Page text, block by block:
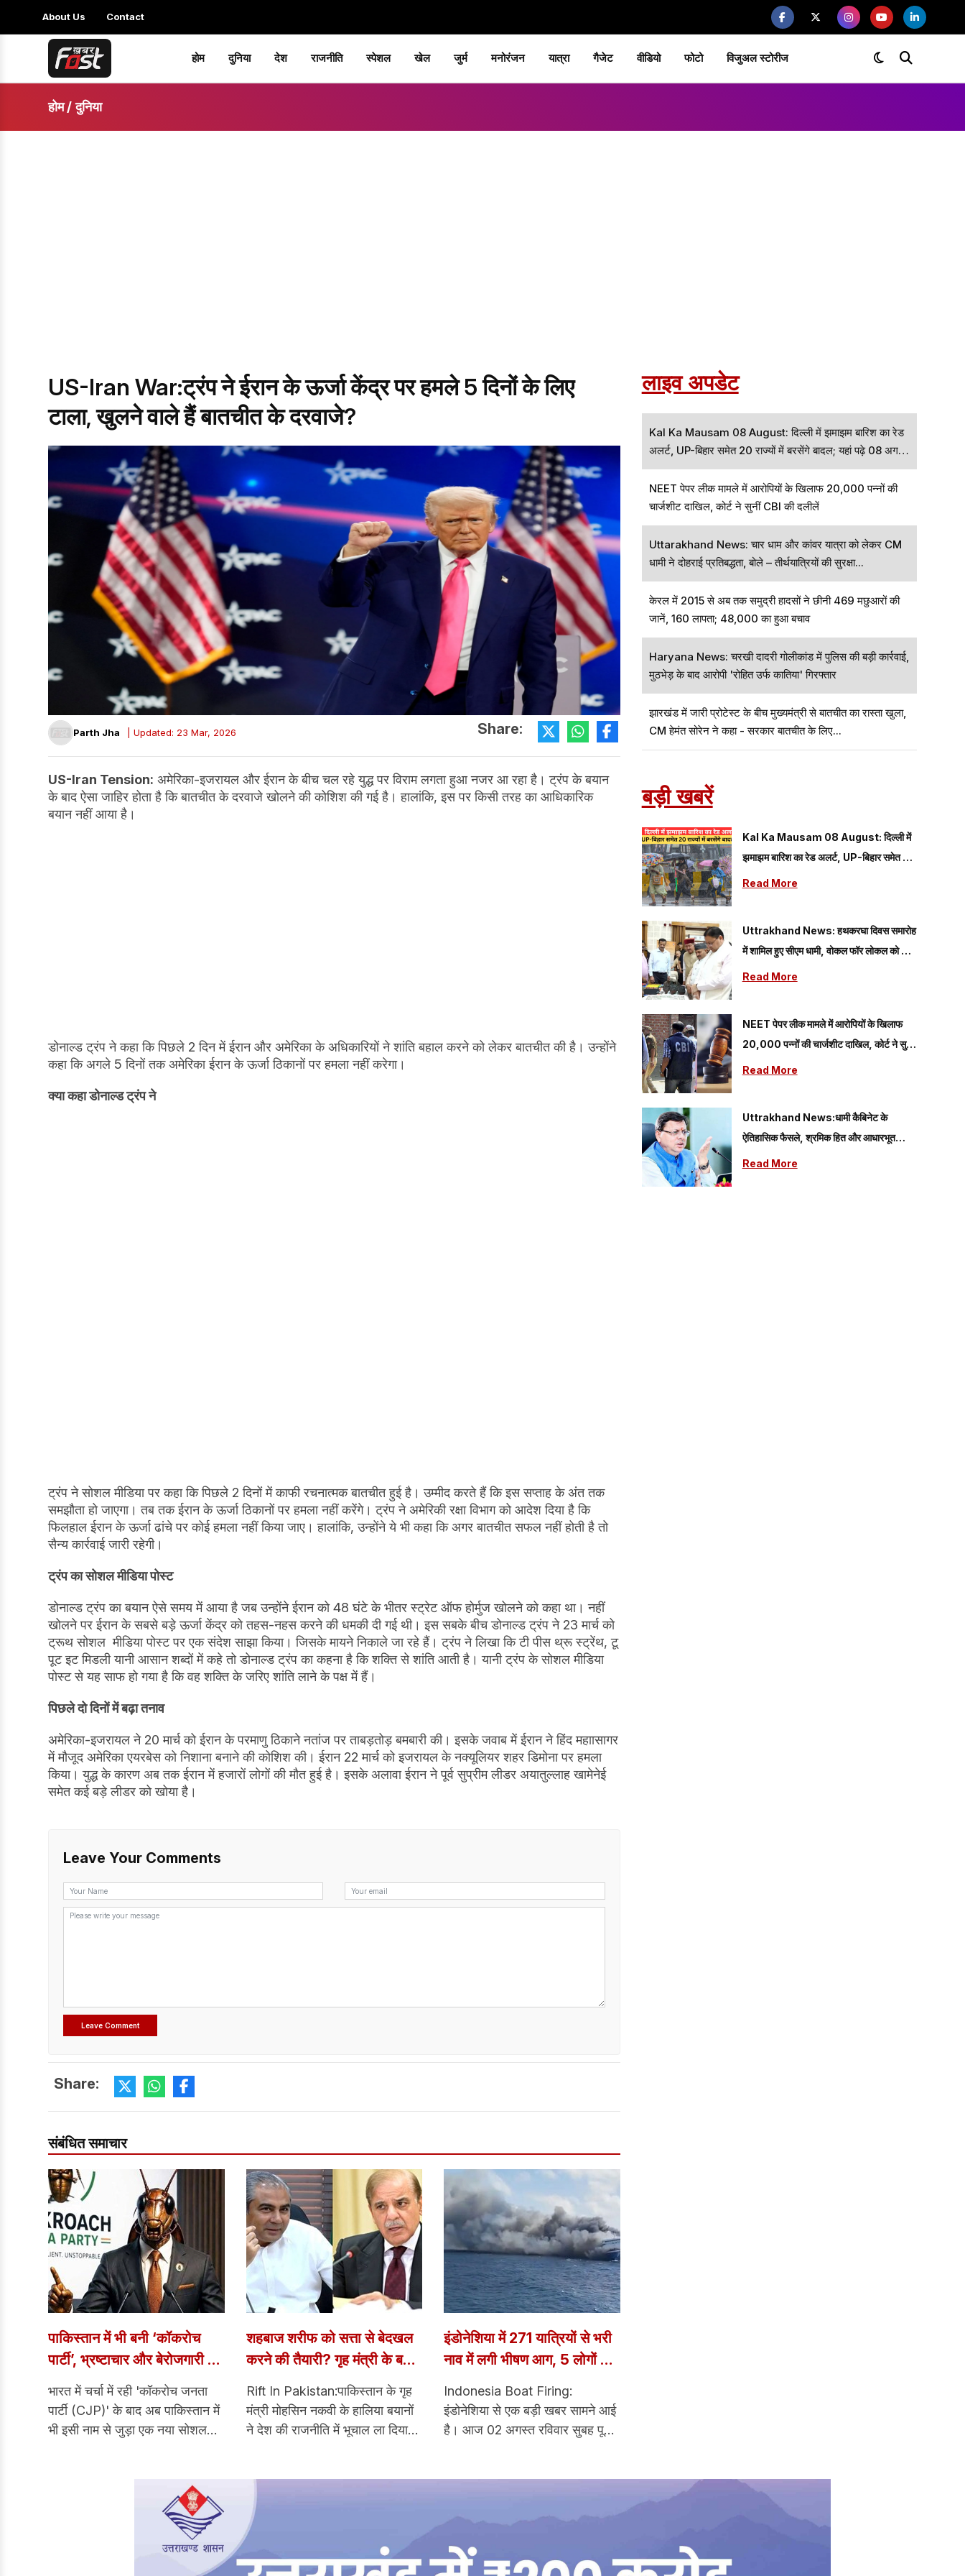
About Us Contact
होम दुनिया देश राजनीति स्पेशल खेल जुर्म मनोरंजन यात्रा गैजेट वीडियो फोटो विजुअल स्टोरीज
होम/ दुनिया
US-Iran War:ट्रंप ने ईरान के ऊर्जा केंद्र पर हमले 5 दिनों के लिए
टाला, खुलने वाले हैं बातचीत के दरवाजे?
Parth Jha | Updated: 23 Mar, 2026 Share:
US-Iran Tension: अमेरिका-इजरायल और ईरान के बीच चल रहे युद्ध पर विराम लगता हुआ नजर आ रहा है। ट्रंप के बयान
के बाद ऐसा जाहिर होता है कि बातचीत के दरवाजे खोलने की कोशिश की गई है। हालांकि, इस पर किसी तरह का आधिकारिक
बयान नहीं आया है।
डोनाल्ड ट्रंप ने कहा कि पिछले 2 दिन में ईरान और अमेरिका के अधिकारियों ने शांति बहाल करने को लेकर बातचीत की है। उन्होंने
कहा कि अगले 5 दिनों तक अमेरिका ईरान के ऊर्जा ठिकानों पर हमला नहीं करेगा।
क्या कहा डोनाल्ड ट्रंप ने
ट्रंप ने सोशल मीडिया पर कहा कि पिछले 2 दिनों में काफी रचनात्मक बातचीत हुई है। उम्मीद करते हैं कि इस सप्ताह के अंत तक
समझौता हो जाएगा। तब तक ईरान के ऊर्जा ठिकानों पर हमला नहीं करेंगे। ट्रंप ने अमेरिकी रक्षा विभाग को आदेश दिया है कि
फिलहाल ईरान के ऊर्जा ढांचे पर कोई हमला नहीं किया जाए। हालांकि, उन्होंने ये भी कहा कि अगर बातचीत सफल नहीं होती है तो
सैन्य कार्रवाई जारी रहेगी।
ट्रंप का सोशल मीडिया पोस्ट
डोनाल्ड ट्रंप का बयान ऐसे समय में आया है जब उन्होंने ईरान को 48 घंटे के भीतर स्ट्रेट ऑफ होर्मुज खोलने को कहा था। नहीं
खोलने पर ईरान के सबसे बड़े ऊर्जा केंद्र को तहस-नहस करने की धमकी दी गई थी। इस सबके बीच डोनाल्ड ट्रंप ने 23 मार्च को
ट्रूथ सोशल मीडिया पोस्ट पर एक संदेश साझा किया। जिसके मायने निकाले जा रहे हैं। ट्रंप ने लिखा कि टी पीस थ्रू स्ट्रेंथ, टू
पूट इट मिडली यानी आसान शब्दों में कहे तो डोनाल्ड ट्रंप का कहना है कि शक्ति से शांति आती है। यानी ट्रंप के सोशल मीडिया
पोस्ट से यह साफ हो गया है कि वह शक्ति के जरिए शांति लाने के पक्ष में हैं।
पिछले दो दिनों में बढ़ा तनाव
अमेरिका-इजरायल ने 20 मार्च को ईरान के परमाणु ठिकाने नतांज पर ताबड़तोड़ बमबारी की। इसके जवाब में ईरान ने हिंद महाासागर
में मौजूद अमेरिका एयरबेस को निशाना बनाने की कोशिश की। ईरान 22 मार्च को इजरायल के नक्यूलियर शहर डिमोना पर हमला
किया। युद्ध के कारण अब तक ईरान में हजारों लोगों की मौत हुई है। इसके अलावा ईरान ने पूर्व सुप्रीम लीडर अयातुल्लाह खामेनेई
समेत कई बड़े लीडर को खोया है।
Leave Your Comments
Share:
संबंधित समाचार
पाकिस्तान में भी बनी ‘कॉकरोच
पार्टी’, भ्रष्टाचार और बेरोजगारी के
खिलाफ शुरू हुई मुहिम
भारत में चर्चा में रही 'कॉकरोच जनता
पार्टी (CJP)' के बाद अब पाकिस्तान में
भी इसी नाम से जुड़ा एक नया सोशल
कहने वाला यह समूह भ्रष्टाचार, खराब
शासन और आर्थिक संकट के खिलाफ
शहबाज शरीफ को सत्ता से बेदखल
करने की तैयारी? गृह मंत्री के बयान
से पाकिस्तान में मचा हड़कंप
Rift In Pakistan:पाकिस्तान के गृह
मंत्री मोहसिन नकवी के हालिया बयानों
ने देश की राजनीति में भूचाल ला दिया
नौकरशाही और राजनीतिक वर्ग के भीतर
हलचल तेज हो गई।
इंडोनेशिया में 271 यात्रियों से भरी
नाव में लगी भीषण आग, 5 लोगों ने
Indonesia Boat Firing:
इंडोनेशिया से एक बड़ी खबर सामने आई
है। आज 02 अगस्त रविवार सुबह पूर्वी
लिया गया है। जानकारी के अनुसार, इस
हादसे में 5 लोगों की मौत हो चुकी हैं,
जबकि 41 लोग अभी भी लापता बताए जा
लाइव अपडेट
Kal Ka Mausam 08 August: दिल्ली में झमाझम बारिश का रेड
अलर्ट, UP-बिहार समेत 20 राज्यों में बरसेंगे बादल; यहां पढ़े 08 अगस्त
का कैसा रहेगा मौसम
NEET पेपर लीक मामले में आरोपियों के खिलाफ 20,000 पन्नों की
चार्जशीट दाखिल, कोर्ट ने सुनीं CBI की दलीलें
Uttarakhand News: चार धाम और कांवर यात्रा को लेकर CM
धामी ने दोहराई प्रतिबद्धता, बोले – तीर्थयात्रियों की सुरक्षा...
केरल में 2015 से अब तक समुद्री हादसों ने छीनी 469 मछुआरों की
जानें, 160 लापता; 48,000 का हुआ बचाव
Haryana News: चरखी दादरी गोलीकांड में पुलिस की बड़ी कार्रवाई,
मुठभेड़ के बाद आरोपी 'रोहित उर्फ कातिया' गिरफ्तार
झारखंड में जारी प्रोटेस्ट के बीच मुख्यमंत्री से बातचीत का रास्ता खुला,
CM हेमंत सोरेन ने कहा - सरकार बातचीत के लिए...
बड़ी खबरें
Kal Ka Mausam 08 August: दिल्ली में
झमाझम बारिश का रेड अलर्ट, UP-बिहार समेत 20
राज्यों में बरसेंगे बादल; यहां पढ़े 08 अगस्त का कैसा
Read More
Uttrakhand News: हथकरघा दिवस समारोह
में शामिल हुए सीएम धामी, वोकल फॉर लोकल को दिया
गया प्रोत्साहन
Read More
NEET पेपर लीक मामले में आरोपियों के खिलाफ
20,000 पन्नों की चार्जशीट दाखिल, कोर्ट ने सुनीं
CBI की दलीलें
Read More
Uttrakhand News:धामी कैबिनेट के
ऐतिहासिक फैसले, श्रमिक हित और आधारभूत
विकास को मिलेगी नई गति
Read More